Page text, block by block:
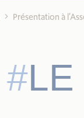
Présentation à